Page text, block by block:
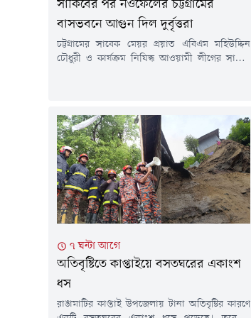
সাকিবের পর নওফেলের চট্টগ্রামের
বাসভবনে আগুন দিল দুর্বৃত্তরা
চট্টগ্রামের সাবেক মেয়র প্রয়াত এবিএম মহিউদ্দিন
চৌধুরী ও কার্যক্রম নিষিদ্ধ আওয়ামী লীগের সাবেক
বোমাসদৃশ বস্তু নিক্ষেপের পর আগুন দেখে স্থানীয়রা
এগিয়ে এলে দুর্বৃত্তরা পালিয়ে যায়।বৃহস্পতিবার (৬
আগস্ট) দিবাগত রাত সাড়ে...
৭ ঘন্টা আগে
অতিবৃষ্টিতে কাপ্তাইয়ে বসতঘরের একাংশ
ধস
রাঙামাটির কাপ্তাই উপজেলায় টানা অতিবৃষ্টির কারণে